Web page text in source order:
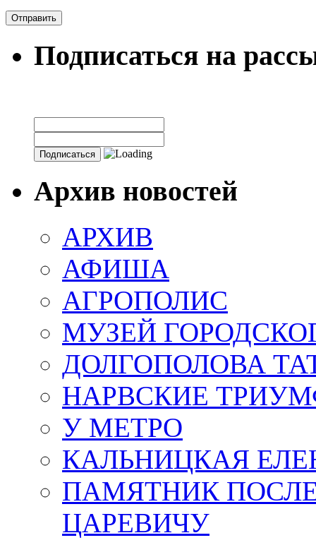
Подписаться на
Архив новостей
АРХИВ
АФИША
АГРОПОЛИС
МУЗЕЙ
ДОЛГОПОЛОВА
НАРВСКИЕ
У МЕТРО
КАЛЬНИЦКАЯ
ПАМЯТНИК
ЦАРЕВИЧУ